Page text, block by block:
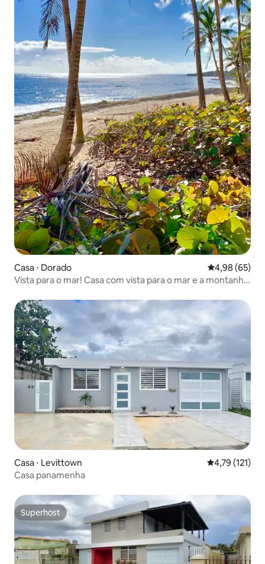
Casa ⋅ Dorado 4,98 de uma
4,98 (65)
Vista para o mar! Casa com vista para o mar e a montanha
Casa ⋅ Levittown 4,79 de uma
4,79 (121)
Casa panamenha
Superhost
Superhost